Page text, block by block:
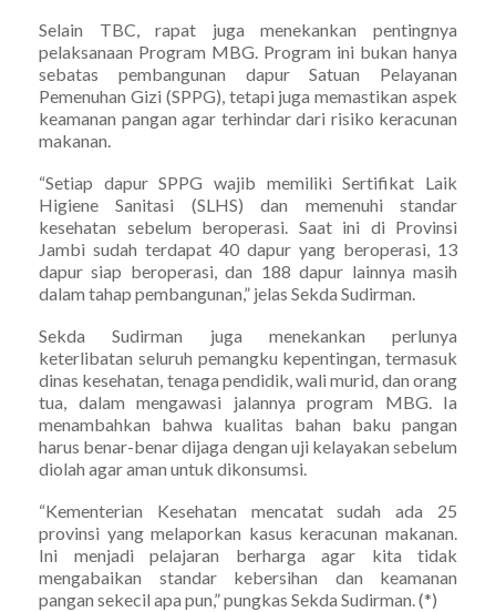
Selain TBC, rapat juga menekankan pentingnya
pelaksanaan Program MBG. Program ini bukan hanya
sebatas pembangunan dapur Satuan Pelayanan
Pemenuhan Gizi (SPPG), tetapi juga memastikan aspek
keamanan pangan agar terhindar dari risiko keracunan
makanan.
“Setiap dapur SPPG wajib memiliki Sertifikat Laik
Higiene Sanitasi (SLHS) dan memenuhi standar
kesehatan sebelum beroperasi. Saat ini di Provinsi
Jambi sudah terdapat 40 dapur yang beroperasi, 13
dapur siap beroperasi, dan 188 dapur lainnya masih
dalam tahap pembangunan,” jelas Sekda Sudirman.
Sekda Sudirman juga menekankan perlunya
keterlibatan seluruh pemangku kepentingan, termasuk
dinas kesehatan, tenaga pendidik, wali murid, dan orang
tua, dalam mengawasi jalannya program MBG. Ia
menambahkan bahwa kualitas bahan baku pangan
harus benar-benar dijaga dengan uji kelayakan sebelum
diolah agar aman untuk dikonsumsi.
“Kementerian Kesehatan mencatat sudah ada 25
provinsi yang melaporkan kasus keracunan makanan.
Ini menjadi pelajaran berharga agar kita tidak
mengabaikan standar kebersihan dan keamanan
pangan sekecil apa pun,” pungkas Sekda Sudirman. (*)